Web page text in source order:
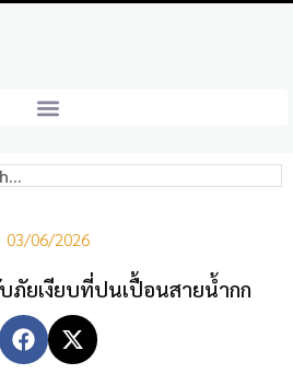
03/06/2026
ภัยเงียบที่ปนเปื้อนสายน้ำกก